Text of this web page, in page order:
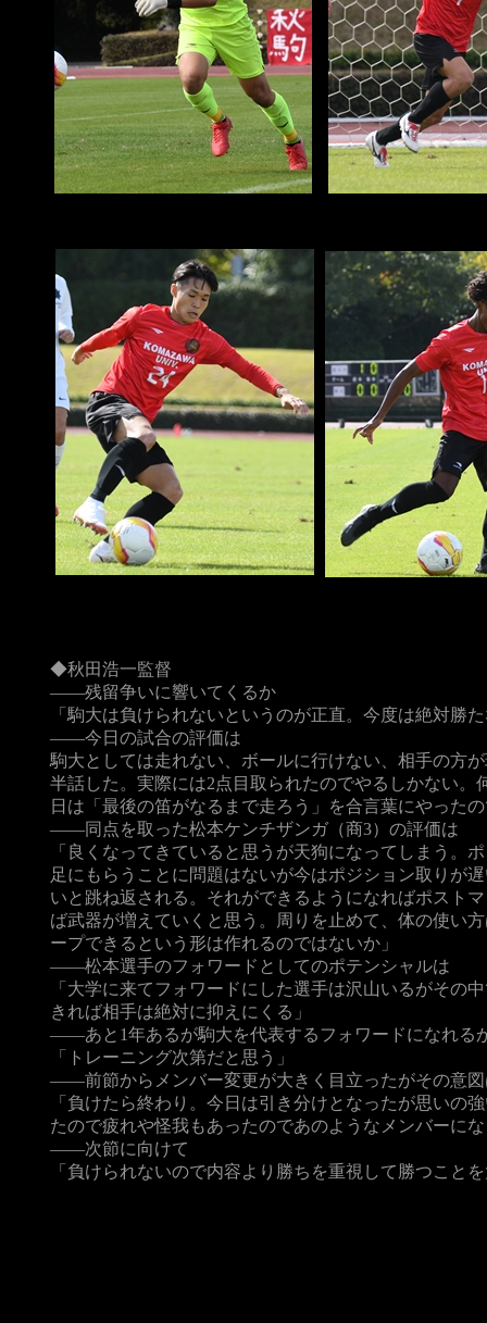
◆秋田浩一監督
――残留争いに響いてくるか
「駒大は負けられないというのが正直。今度は絶対勝
――今日の試合の評価は
駒大としては走れない、ボールに行けない、相手の方
半話した。実際には2点目取られたのでやるしかない
日は「最後の笛がなるまで走ろう」を合言葉にやった
――同点を取った松本ケンチザンガ（商3）の評価は
「良くなってきていると思うが天狗になってしまう。
足にもらうことに問題はないが今はポジション取りが
いと跳ね返される。それができるようになればポスト
ば武器が増えていくと思う。周りを止めて、体の使い
ープできるという形は作れるのではないか」
――松本選手のフォワードとしてのポテンシャルは
「大学に来てフォワードにした選手は沢山いるがその
きれば相手は絶対に抑えにくる」
――あと1年あるが駒大を代表するフォワードになれる
「トレーニング次第だと思う」
――前節からメンバー変更が大きく目立ったがその意
「負けたら終わり。今日は引き分けとなったが思いの
たので疲れや怪我もあったのであのようなメンバーに
――次節に向けて
「負けられないので内容より勝ちを重視して勝つこと